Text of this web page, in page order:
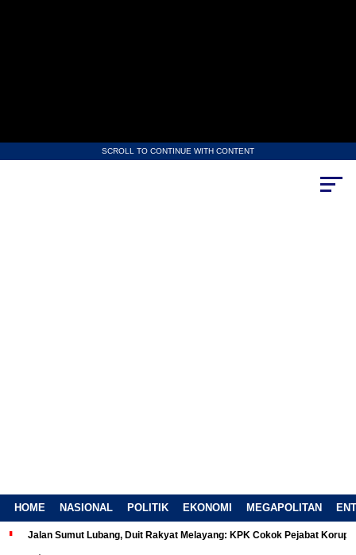
SCROLL TO CONTINUE WITH CONTENT
HOME NASIONAL POLITIK EKONOMI MEGAPOLITAN
Jalan Sumut Lubang, Duit Rakyat Melayang: KPK Cokok Pejabat Korup